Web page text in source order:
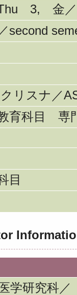
Thu 3, 金
second
リスナ／
育科目 専
目
医学研究科／